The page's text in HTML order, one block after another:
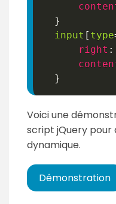
}
input [ type
right :
}
Voici une
script jQuery pour
dynamique.
Démonstration